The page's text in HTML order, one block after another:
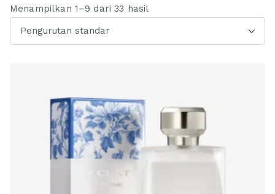
Menampilkan 1–9 dari 33 hasil